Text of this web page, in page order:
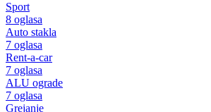
Sport
8 oglasa
Auto stakla
7 oglasa
Rent-a-car
7 oglasa
ALU ograde
7 oglasa
Grejanje